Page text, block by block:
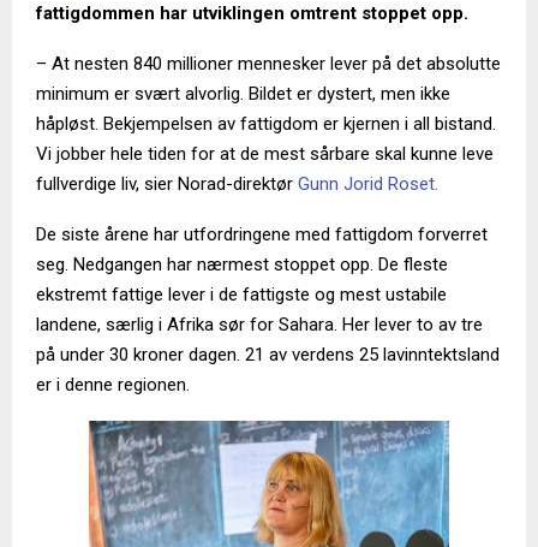
fattigdommen har utviklingen omtrent stoppet opp.
– At nesten 840 millioner mennesker lever på det absolutte
minimum er svært alvorlig. Bildet er dystert, men ikke
håpløst. Bekjempelsen av fattigdom er kjernen i all bistand.
Vi jobber hele tiden for at de mest sårbare skal kunne leve
fullverdige liv, sier Norad-direktør Gunn Jorid Roset.
De siste årene har utfordringene med fattigdom forverret
seg. Nedgangen har nærmest stoppet opp. De fleste
ekstremt fattige lever i de fattigste og mest ustabile
landene, særlig i Afrika sør for Sahara. Her lever to av tre
på under 30 kroner dagen. 21 av verdens 25 lavinntektsland
er i denne regionen.